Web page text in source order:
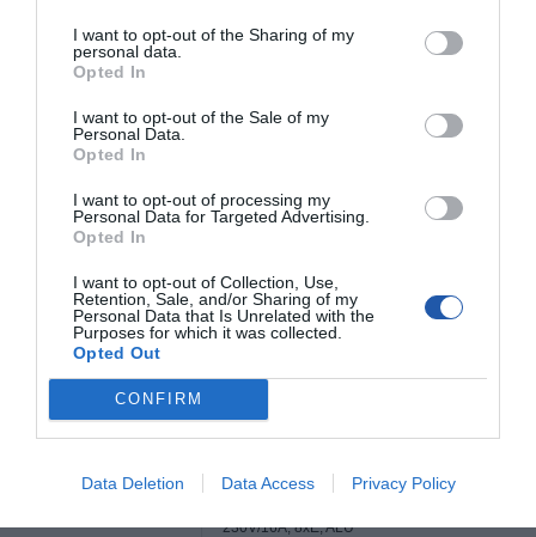
I want to opt-out of the Sharing of my
personal data.
Opted In
I want to opt-out of the Sale of my
Personal Data.
Opted In
I want to opt-out of processing my
Personal Data for Targeted Advertising.
Opted In
I want to opt-out of Collection, Use,
Retention, Sale, and/or Sharing of my
Personal Data that Is Unrelated with the
Purposes for which it was collected.
Opted Out
CONFIRM
Data Deletion Data Access Privacy Policy
SPECYFIKACJA
Symbol producenta 125-19-02
230V/16A, 8xE, ALU